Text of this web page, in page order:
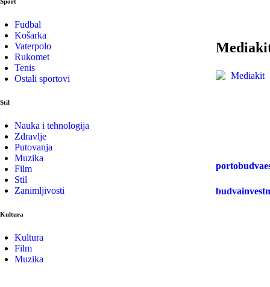
Fudbal
Košarka
Vaterpolo
Rukomet
Tenis
Ostali sportovi
Stil
Nauka i tehnologija
Zdravlje
Putovanja
Muzika
Film
Stil
Zanimljivosti
Kultura
Kultura
Film
Muzika